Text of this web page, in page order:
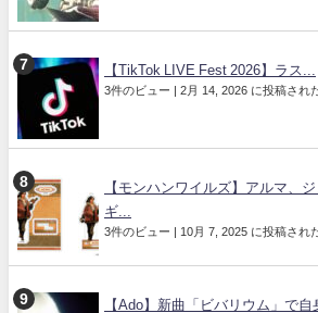
【TikTok LIVE Fest 2026】ラス...
3件のビュー | 2月 14, 2026 に投稿され
【モンハンワイルズ】アルマ、
ギ...
3件のビュー | 10月 7, 2025 に投稿され
【Ado】新曲「ビバリウム」で自